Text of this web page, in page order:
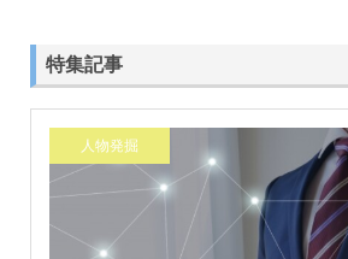
特集記事
人物発掘